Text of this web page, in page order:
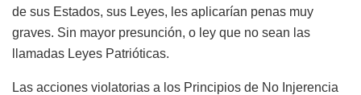
de sus Estados, sus Leyes, les aplicarían penas muy
graves. Sin mayor presunción, o ley que no sean las
llamadas Leyes Patrióticas.
Las acciones violatorias a los Principios de No Injerencia